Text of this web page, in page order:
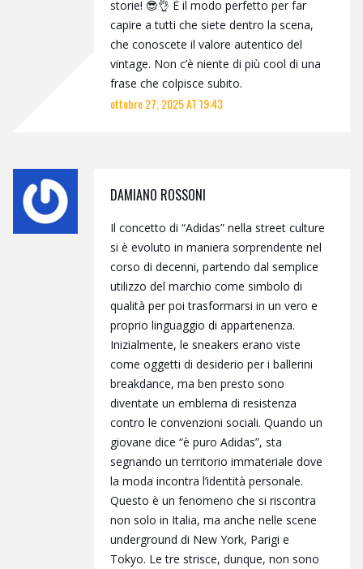
storie! 😎👌 È il modo perfetto per far
capire a tutti che siete dentro la scena,
che conoscete il valore autentico del
vintage. Non c’è niente di più cool di una
frase che colpisce subito.
ottobre 27, 2025 AT 19:43
DAMIANO ROSSONI
Il concetto di “Adidas” nella street culture
si è evoluto in maniera sorprendente nel
corso di decenni, partendo dal semplice
utilizzo del marchio come simbolo di
qualità per poi trasformarsi in un vero e
proprio linguaggio di appartenenza.
Inizialmente, le sneakers erano viste
come oggetti di desiderio per i ballerini
breakdance, ma ben presto sono
diventate un emblema di resistenza
contro le convenzioni sociali. Quando un
giovane dice “è puro Adidas”, sta
segnando un territorio immateriale dove
la moda incontra l’identità personale.
Questo è un fenomeno che si riscontra
non solo in Italia, ma anche nelle scene
underground di New York, Parigi e
Tokyo. Le tre strisce, dunque, non sono